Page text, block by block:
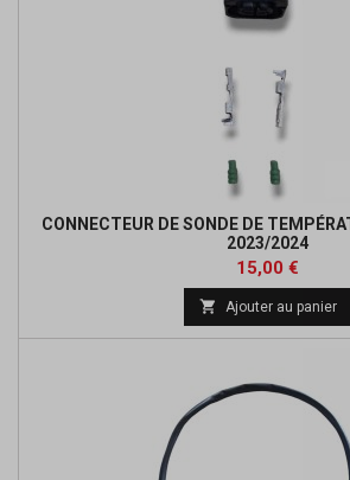
CONNECTEUR DE SONDE DE
2023/2024
Prix
15,00 €
 Ajouter au panier